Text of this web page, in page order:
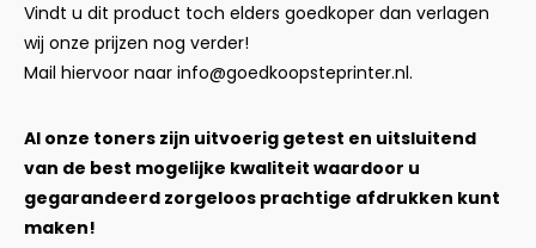
Vindt u dit product toch elders goedkoper dan verlagen
wij onze prijzen nog verder!
Mail hiervoor naar info@goedkoopsteprinter.nl.
Al onze toners zijn uitvoerig getest en uitsluitend
van de best mogelijke kwaliteit waardoor u
gegarandeerd zorgeloos prachtige afdrukken kunt
maken!